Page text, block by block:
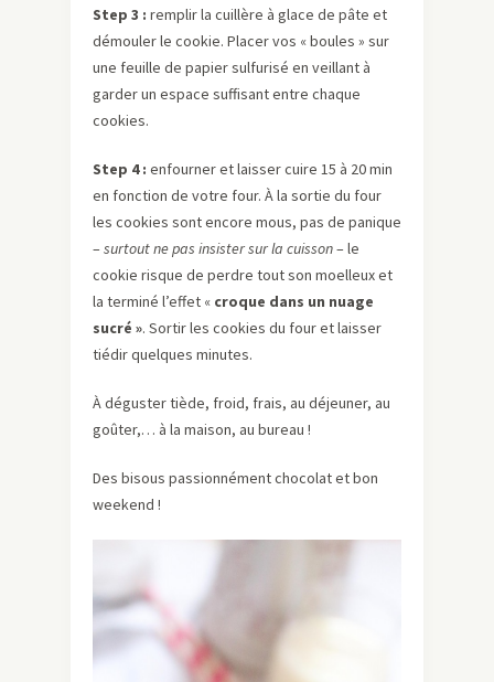
Step 3 : remplir la cuillère à glace de pâte et
démouler le cookie. Placer vos « boules » sur
une feuille de papier sulfurisé en veillant à
garder un espace suffisant entre chaque
cookies.
Step 4 : enfourner et laisser cuire 15 à 20 min
en fonction de votre four. À la sortie du four
les cookies sont encore mous, pas de panique
–surtout ne pas insister sur la cuisson– le
cookie risque de perdre tout son moelleux et
la terminé l’effet « croque dans un nuage
sucré ». Sortir les cookies du four et laisser
tiédir quelques minutes.
À déguster tiède, froid, frais, au déjeuner, au
goûter,… à la maison, au bureau !
Des bisous passionnément chocolat et bon
weekend !